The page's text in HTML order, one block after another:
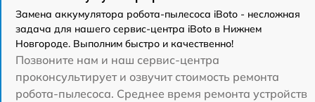
Замена аккумулятора робота-пылесоса iBoto - несложная
задача для нашего сервис-центра iBoto в Нижнем
Новгороде. Выполним быстро и качественно!
Позвоните нам и наш сервис-центра
проконсультирует и озвучит стоимость ремонта
робота-пылесоса. Среднее время ремонта устройств